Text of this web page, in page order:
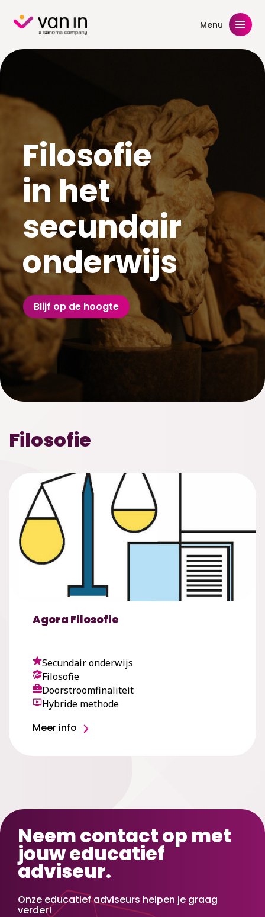
content Menu
Filosofie
in het
secundair
onderwijs
Blijf op de hoogte
Filosofie
Agora Filosofie
Secundair onderwijs
Filosofie
Doorstroomfinaliteit
Hybride methode
Meer info
Neem contact op met
jouw educatief
adviseur.
Onze educatief adviseurs helpen je graag
verder!